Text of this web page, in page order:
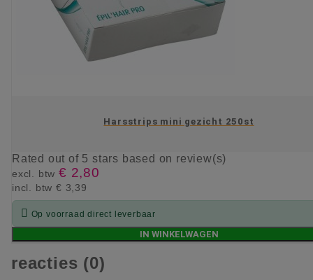
Harsstrips mini gezicht 250st
Rated out of 5 stars based on review(s)
excl. btw € 2,80
incl. btw € 3,39
 Op voorraad direct leverbaar
IN WINKELWAGEN
reacties (0)